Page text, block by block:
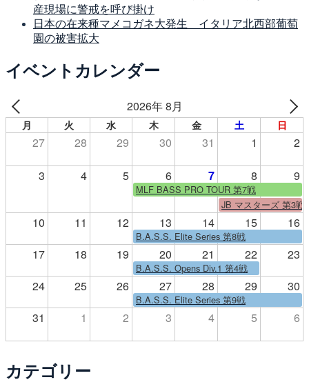
産現場に警戒を呼び掛け
日本の在来種マメコガネ大発生 イタリア北西部葡萄
園の被害拡大
イベントカレンダー
2026年 8月
月 火 水 木 金 土 日
27 28 29 30 31 1 2
3 4 5 6 7 8 9
MLF BASS PRO TOUR 第7戦
JB マスターズ 第3戦
10 11 12 13 14 15 16
B.A.S.S. Elite Series 第8戦
17 18 19 20 21 22 23
B.A.S.S. Opens Div.1 第4戦
24 25 26 27 28 29 30
B.A.S.S. Elite Series 第9戦
31 1 2 3 4 5 6
カテゴリー